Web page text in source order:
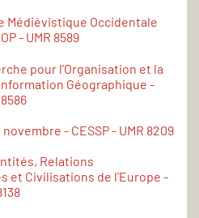
Médiévistique Occidentale
- UMR 8589
pour l'Organisation et la
Géographique -
- CESSP - UMR 8209
Relations
et Civilisations de l'Europe -